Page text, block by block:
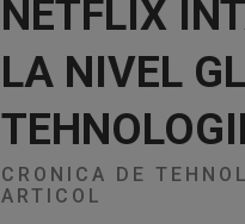
NETFLIX
LA NIVEL
CRONICA DE
ARTICOL